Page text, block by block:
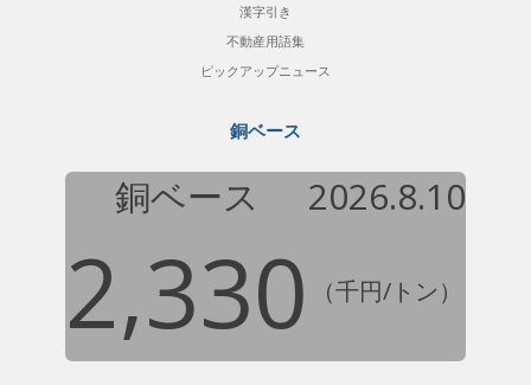
漢字引き
不動産用語集
ピックアップニュース
銅ベース
銅ベース 2026.8.10
2,330 （千円/トン）